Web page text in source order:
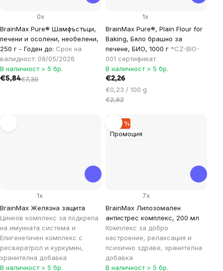
BrainMax Pure® Шамфъстъци,
печени и осолени, необелени,
250 г - Годен до: Срок на
валидност: 09/05/2026
0x
В наличност > 5 бр.
€5,84€7,30
BrainMax Pure®, Plain Flour for
Baking, Бяло брашно за
печене, БИО, 1000 г *CZ-BIO-
001 сертификат
1x
В наличност > 5 бр.
€2,26
Цена
за
€0,23 / 100 g
€2,82
BrainMax Желязна защита
Цинков комплекс за подкрепа
на имунната система и
Епигенетичен комплекс с
ресвератрол и куркумин,
хранителна добавка
1x
В наличност > 5 бр.
Промоция
–40 %
BrainMax Липозомален
антистрес комплекс, 200 мл
Комплекс за добро
настроение, релаксация и
психично здраве, хранителна
добавка
7x
В наличност > 5 бр.